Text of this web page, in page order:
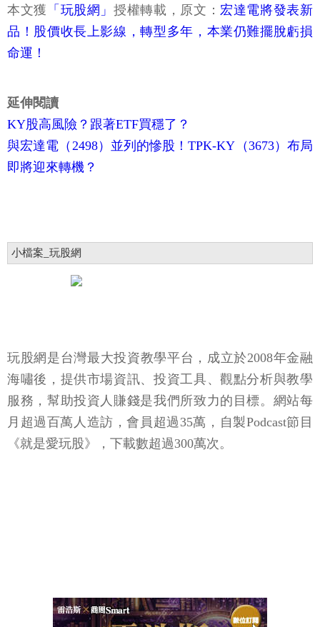
本文獲 「玩股網」授權轉載，原文：宏達電將發表新
品！股價收長上影線，轉型多年，本業仍難擺脫虧損
命運！
延伸閱讀
KY股高風險？跟著ETF買穩了？
與宏達電（2498）並列的慘股！TPK-KY（3673）布局
即將迎來轉機？
小檔案_玩股網
玩股網是台灣最大投資教學平台，成立於2008年金融
海嘯後，提供市場資訊、投資工具、觀點分析與教學
服務，幫助投資人賺錢是我們所致力的目標。網站每
月超過百萬人造訪，會員超過35萬，自製Podcast節目
《就是愛玩股》，下載數超過300萬次。